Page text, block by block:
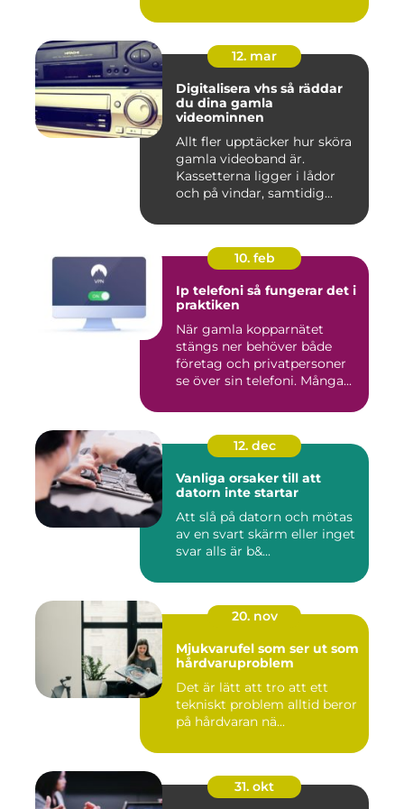
12. mar
Digitalisera vhs så räddar
du dina gamla
videominnen
Allt fler upptäcker hur sköra
gamla videoband är.
Kassetterna ligger i lådor
och på vindar, samtidig...
10. feb
Ip telefoni så fungerar det i
praktiken
När gamla kopparnätet
stängs ner behöver både
företag och privatpersoner
se över sin telefoni. Många...
12. dec
Vanliga orsaker till att
datorn inte startar
Att slå på datorn och mötas
av en svart skärm eller inget
svar alls är b&...
20. nov
Mjukvarufel som ser ut som
hårdvaruproblem
Det är lätt att tro att ett
tekniskt problem alltid beror
på hårdvaran nä...
31. okt